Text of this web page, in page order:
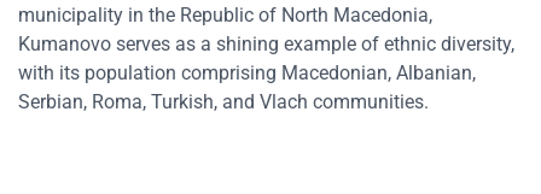
municipality in the Republic of North Macedonia,
Kumanovo serves as a shining example of ethnic diversity,
with its population comprising Macedonian, Albanian,
Serbian, Roma, Turkish, and Vlach communities.